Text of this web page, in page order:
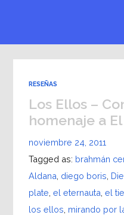
RESEÑAS
Los Ellos –
homenaje a
noviembre 24, 2011
Tagged as: brahmán
Aldana diego boris
plate el eternauta el
los ellos mirando por